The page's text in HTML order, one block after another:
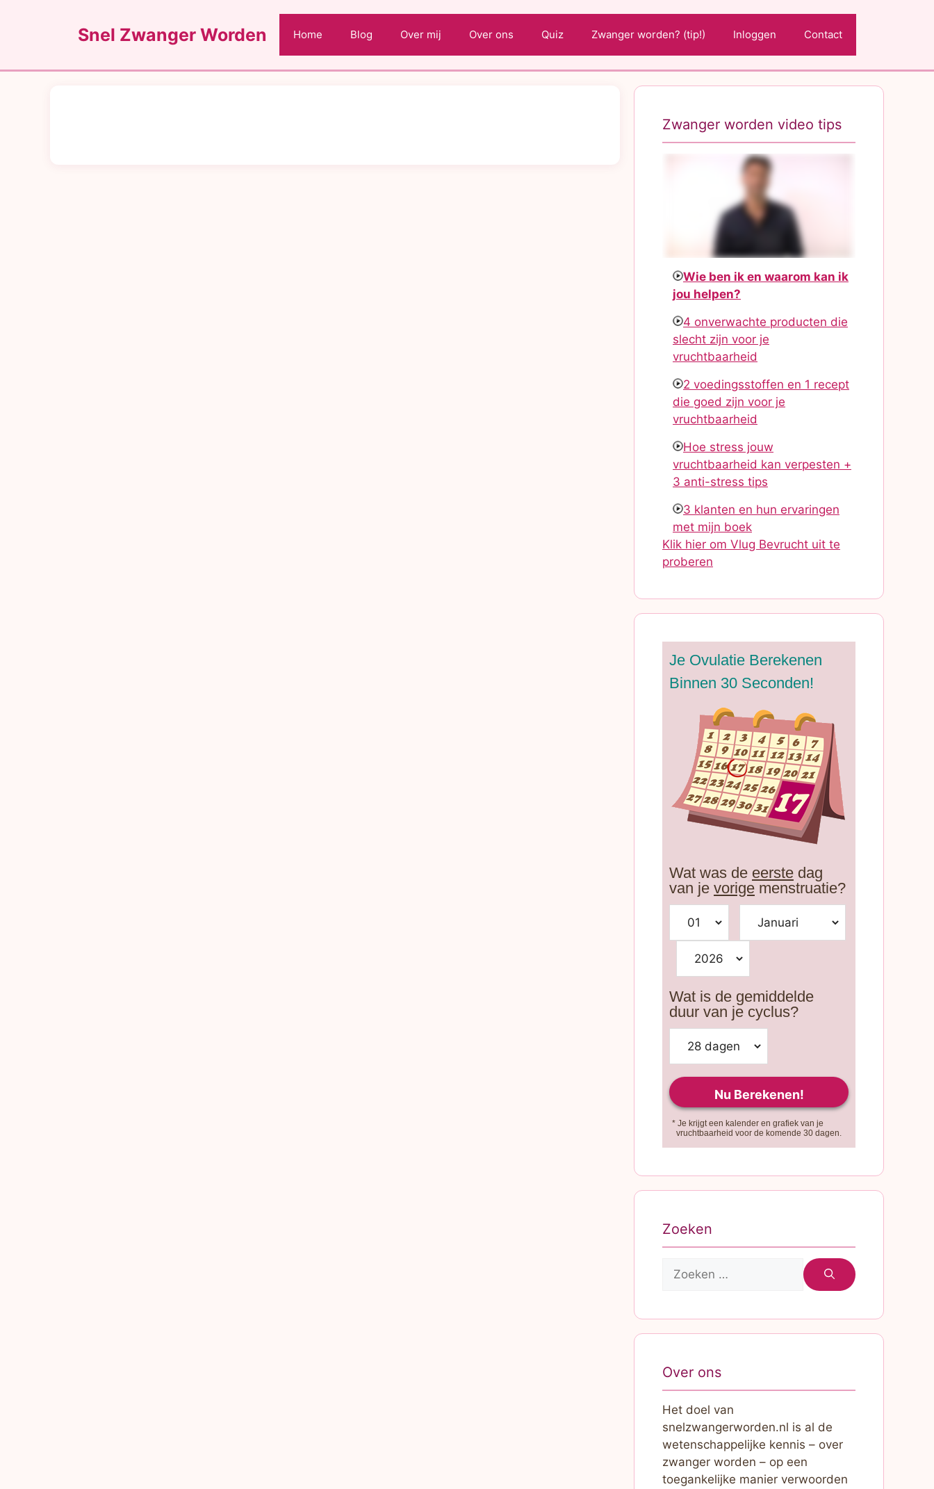
Snel Zwanger Worden Home Blog Over mij Over ons Quiz Zwanger worden? (tip!) Inloggen Contact
Zwanger worden video tips
Wie ben ik en waarom kan ik
jou helpen?
4 onverwachte producten die
slecht zijn voor je
vruchtbaarheid
2 voedingsstoffen en 1 recept
die goed zijn voor je
vruchtbaarheid
Hoe stress jouw
vruchtbaarheid kan verpesten +
3 anti-stress tips
3 klanten en hun ervaringen
met mijn boek
Klik hier om Vlug Bevrucht uit te
proberen
Je Ovulatie Berekenen
Binnen 30 Seconden!
Wat was de eerste dag
van je vorige menstruatie?
Wat is de gemiddelde
duur van je cyclus?
* Je krijgt een kalender en grafiek van je
vruchtbaarheid voor de komende 30 dagen.
Zoeken
Zoek
Over ons
Het doel van
snelzwangerworden.nl is al de
wetenschappelijke kennis – over
zwanger worden – op een
toegankelijke manier verwoorden